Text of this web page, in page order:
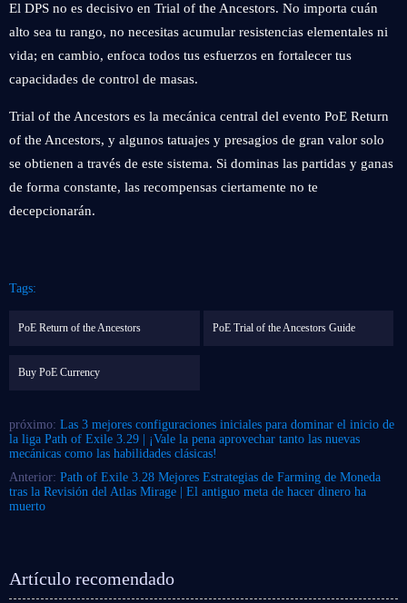
El DPS no es decisivo en Trial of the Ancestors. No importa cuán
alto sea tu rango, no necesitas acumular resistencias elementales ni
vida; en cambio, enfoca todos tus esfuerzos en fortalecer tus
capacidades de control de masas.
Trial of the Ancestors es la mecánica central del evento PoE Return
of the Ancestors, y algunos tatuajes y presagios de gran valor solo
se obtienen a través de este sistema. Si dominas las partidas y ganas
de forma constante, las recompensas ciertamente no te
decepcionarán.
Tags:
PoE Return of the Ancestors PoE Trial of the Ancestors Guide
Buy PoE Currency
próximo: Las 3 mejores configuraciones iniciales para dominar el inicio de
la liga Path of Exile 3.29 | ¡Vale la pena aprovechar tanto las nuevas
mecánicas como las habilidades clásicas!
Anterior: Path of Exile 3.28 Mejores Estrategias de Farming de Moneda
tras la Revisión del Atlas Mirage | El antiguo meta de hacer dinero ha
muerto
Artículo recomendado